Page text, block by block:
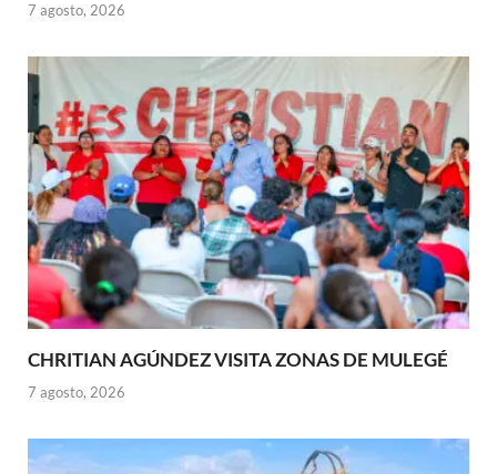
7 agosto, 2026
CHRITIAN AGÚNDEZ VISITA ZONAS DE MULEGÉ
7 agosto, 2026